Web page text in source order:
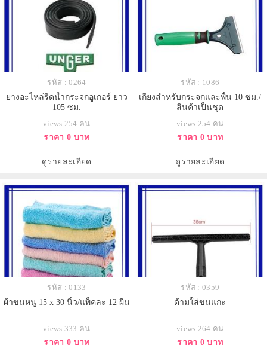
รหัส : 0264
ยางอะไหล่รีดน้ำกระจกอูเกอร์ ยาว
105 ซม.
views 254 คน
ราคา 0 บาท
ดูรายละเอียด
รหัส : 1086
เกียงสำหรับกระจกและพื้น 10 ซม./
สินค้าเป็นชุด
views 254 คน
ราคา 0 บาท
ดูรายละเอียด
รหัส : 0133
ผ้าขนหนู 15 x 30 นิ้ว/แพ็คละ 12 ผืน
views 333 คน
ราคา 0 บาท
รหัส : 0359
ด้ามใส่ขนแกะ
views 264 คน
ราคา 0 บาท